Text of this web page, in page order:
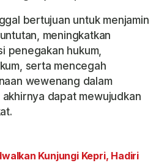
bertujuan untuk menjamin
meningkatkan
penegakan hukum,
serta mencegah
wewenang dalam
dapat mewujudkan
Kunjungi Kepri, Hadiri